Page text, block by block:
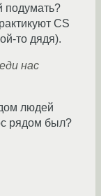
подумать?
CS
то дядя).
нас
людей
рядом был?